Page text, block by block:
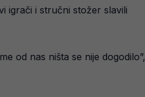
igrači i stručni stožer slavili
od nas ništa se nije dogodilo”,